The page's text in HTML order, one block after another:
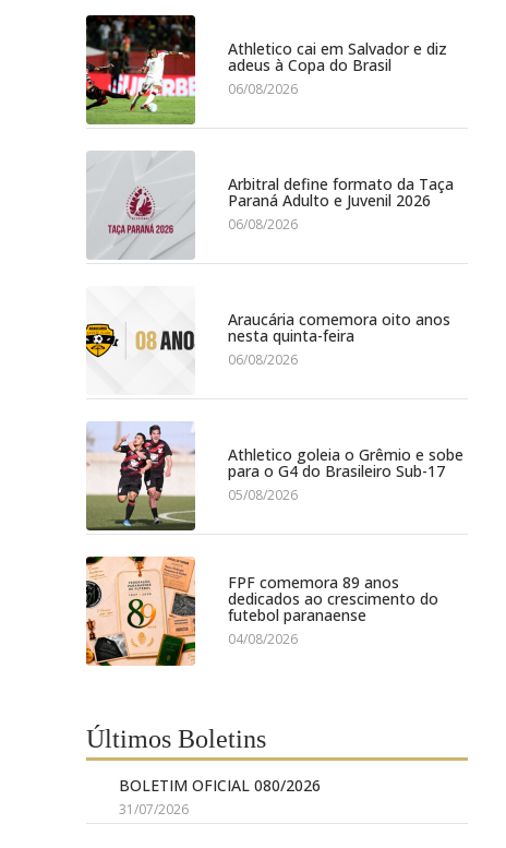
Athletico cai em Salvador e diz
adeus à Copa do Brasil
06/08/2026
Arbitral define formato da Taça
Paraná Adulto e Juvenil 2026
06/08/2026
Araucária comemora oito anos
nesta quinta-feira
06/08/2026
Athletico goleia o Grêmio e sobe
para o G4 do Brasileiro Sub-17
05/08/2026
FPF comemora 89 anos
dedicados ao crescimento do
futebol paranaense
04/08/2026
Últimos Boletins
BOLETIM OFICIAL 080/2026
31/07/2026